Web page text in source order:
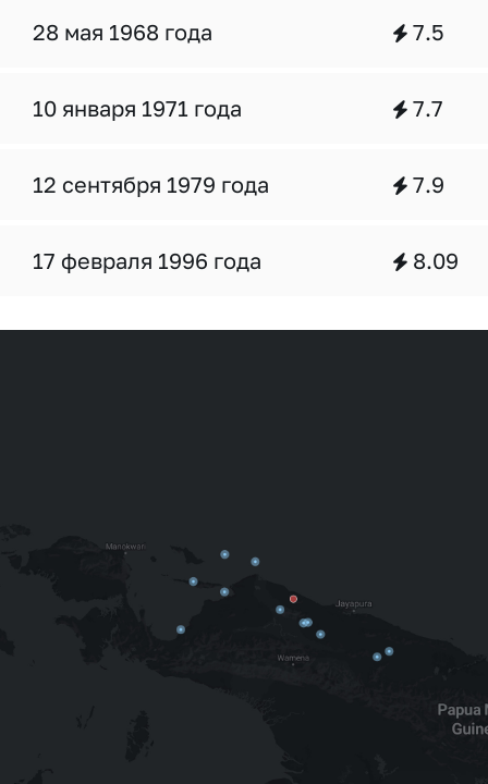
28 мая 1968 года 7.5
10 января 1971 года 7.7
12 сентября 1979 года 7.9
17 февраля 1996 года 8.09